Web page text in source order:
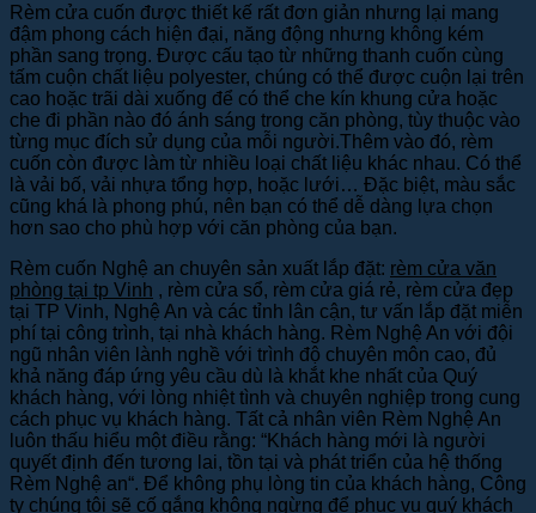
Rèm cửa cuốn được thiết kế rất đơn giản nhưng lại mang
đậm phong cách hiện đại, năng động nhưng không kém
phần sang trọng. Được cấu tạo từ những thanh cuốn cùng
tấm cuộn chất liệu polyester, chúng có thể được cuộn lại trên
cao hoặc trãi dài xuống để có thể che kín khung cửa hoặc
che đi phần nào đó ánh sáng trong căn phòng, tùy thuộc vào
từng mục đích sử dụng của mỗi người.Thêm vào đó, rèm
cuốn còn được làm từ nhiều loại chất liệu khác nhau. Có thể
là vải bố, vải nhựa tổng hợp, hoặc lưới… Đặc biệt, màu sắc
cũng khá là phong phú, nên bạn có thể dễ dàng lựa chọn
hơn sao cho phù hợp với căn phòng của bạn.
Rèm cuốn Nghệ an chuyên sản xuất lắp đặt: rèm cửa văn
phòng tại tp Vinh , rèm cửa sổ, rèm cửa giá rẻ, rèm cửa đẹp
tại TP Vinh, Nghệ An và các tỉnh lân cận, tư vấn lắp đặt miễn
phí tại công trình, tại nhà khách hàng. Rèm Nghệ An với đội
ngũ nhân viên lành nghề với trình độ chuyên môn cao, đủ
khả năng đáp ứng yêu cầu dù là khắt khe nhất của Quý
khách hàng, với lòng nhiệt tình và chuyên nghiệp trong cung
cách phục vụ khách hàng. Tất cả nhân viên Rèm Nghệ An
luôn thấu hiểu một điều rằng: “Khách hàng mới là người
quyết định đến tương lai, tồn tại và phát triển của hệ thống
Rèm Nghệ an“. Để không phụ lòng tin của khách hàng, Công
ty chúng tôi sẽ cố gắng không ngừng để phục vụ quý khách